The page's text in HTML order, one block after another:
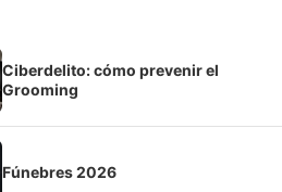
Ciberdelito: cómo prevenir el
Grooming
Fúnebres 2026